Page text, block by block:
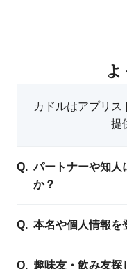
カドルはアプリス
提
パートナーや知人
か？
本名や個人情報を
趣味友・飲み友探